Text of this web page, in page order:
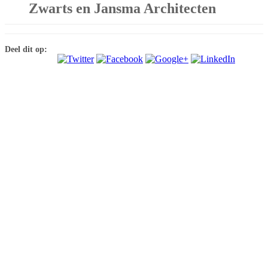
Zwarts en Jansma Architecten
Deel dit op: